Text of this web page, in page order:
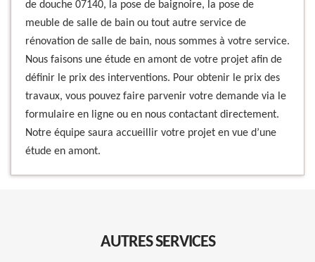
de douche 07140, la pose de baignoire, la pose de
meuble de salle de bain ou tout autre service de
rénovation de salle de bain, nous sommes à votre service.
Nous faisons une étude en amont de votre projet afin de
définir le prix des interventions. Pour obtenir le prix des
travaux, vous pouvez faire parvenir votre demande via le
formulaire en ligne ou en nous contactant directement.
Notre équipe saura accueillir votre projet en vue d’une
étude en amont.
AUTRES SERVICES